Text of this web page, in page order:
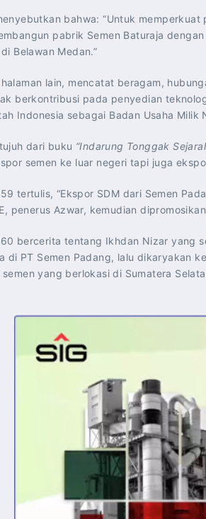
bahwa: “Untuk
pabrik Semen Baturaja
Belawan Medan.”
lain, mencatat beragam,
berkontribusi pada penyedian
Indonesia sebagai Badan Usaha Milik
dari buku “Indarung Tonggak
semen ke luar negeri tapi juga
tertulis, “Ekspor SDM dari Semen
penerus Azwar, kemudian
bercerita tentang Ikhdan Nizar yang
di PT Semen Padang, lalu dikaryakan
semen yang berlokasi di Sumatera